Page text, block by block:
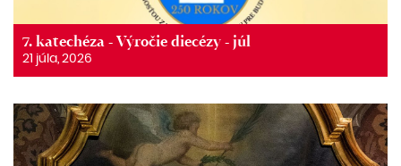
7. katechéza - Výročie diecézy - júl
21 júla, 2026